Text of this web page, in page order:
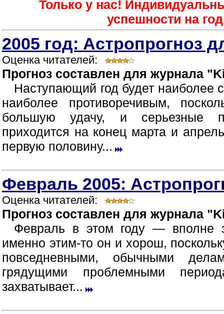
Только у нас!
успешности на
2005 год: Астропрогноз
Оценка читателей:
Прогноз составлен для журнала
Наступающий год будет наиболее
наиболее противоречивым,
большую удачу, и серьезные
приходится на конец марта и
первую половину...
Февраль 2005:
Оценка читателей:
Прогноз составлен для журнала
Февраль в этом году — вполне
именно этим-то он и хорош,
повседневными, обычными
грядущими проблемными
захватывает...